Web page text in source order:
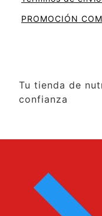
PROMOCIÓN
Tu tienda de
confianza